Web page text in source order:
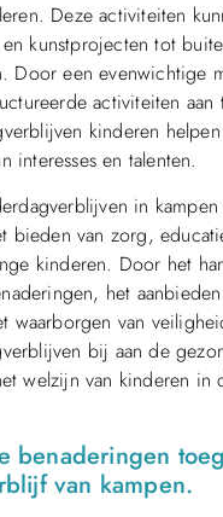
Deze activiteiten
kunstprojecten tot
Door een evenwichtige
activiteiten aan
kinderen
interesses en talenten.
in kampen
bieden van zorg,
kinderen. Door het
het
waarborgen van
bij aan de
welzijn van kinderen in
benaderingen
van kampen.